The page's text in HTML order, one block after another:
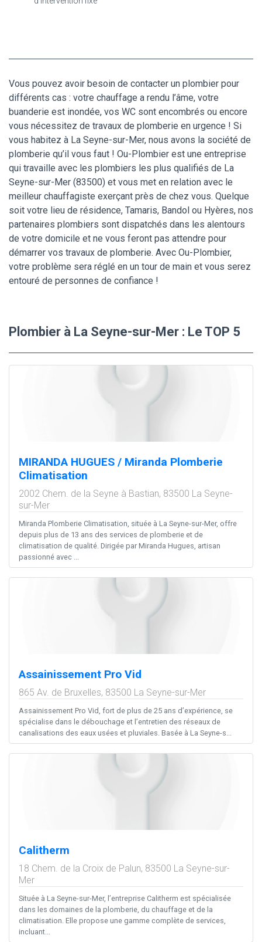
Vous pouvez avoir besoin de contacter un plombier pour
différents cas : votre chauffage a rendu l’âme, votre
buanderie est inondée, vos WC sont encombrés ou encore
vous nécessitez de travaux de plomberie en urgence ! Si
vous habitez à La Seyne-sur-Mer, nous avons la société de
plomberie qu’il vous faut ! Ou-Plombier est une entreprise
qui travaille avec les plombiers les plus qualifiés de La
Seyne-sur-Mer (83500) et vous met en relation avec le
meilleur chauffagiste exerçant près de chez vous. Quelque
soit votre lieu de résidence, Tamaris, Bandol ou Hyères, nos
partenaires plombiers sont dispatchés dans les alentours
de votre domicile et ne vous feront pas attendre pour
démarrer vos travaux de plomberie. Avec Ou-Plombier,
votre problème sera réglé en un tour de main et vous serez
entouré de personnes de confiance !
Plombier à La Seyne-sur-Mer : Le TOP 5
MIRANDA HUGUES / Miranda Plomberie
Climatisation
2002 Chem. de la Seyne à Bastian, 83500 La Seyne-
sur-Mer
Miranda Plomberie Climatisation, située à La Seyne-sur-Mer, offre
depuis plus de 13 ans des services de plomberie et de
climatisation de qualité. Dirigée par Miranda Hugues, artisan
passionné avec ...
Assainissement Pro Vid
865 Av. de Bruxelles, 83500 La Seyne-sur-Mer
Assainissement Pro Vid, fort de plus de 25 ans d’expérience, se
spécialise dans le débouchage et l’entretien des réseaux de
canalisations des eaux usées et pluviales. Basée à La Seyne-s...
Calitherm
18 Chem. de la Croix de Palun, 83500 La Seyne-sur-
Mer
Située à La Seyne-sur-Mer, l’entreprise Calitherm est spécialisée
dans les domaines de la plomberie, du chauffage et de la
climatisation. Elle propose une gamme complète de services,
incluant...